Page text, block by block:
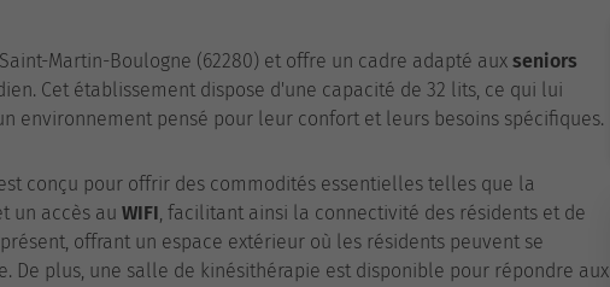
Martin-Boulogne (62280) et offre un cadre adapté aux seniors
Cet établissement dispose d'une capacité de 32 lits, ce qui lui
environnement pensé pour leur confort et leurs besoins spécifiques.
conçu pour offrir des commodités essentielles telles que la
un accès au WIFI, facilitant ainsi la connectivité des résidents et de
offrant un espace extérieur où les résidents peuvent se
De plus, une salle de kinésithérapie est disponible pour répondre aux